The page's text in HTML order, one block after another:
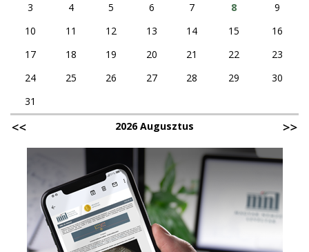
3
4 5 6 7 8
9
10
11 12 13 14 15
16
17
18 19 20 21 22
23
24
25 26 27 28 29
30
31
2026 Augusztus